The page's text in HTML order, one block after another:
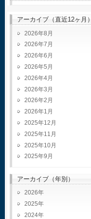
アーカイブ（直近12ヶ月）
2026年8月
2026年7月
2026年6月
2026年5月
2026年4月
2026年3月
2026年2月
2026年1月
2025年12月
2025年11月
2025年10月
2025年9月
アーカイブ（年別）
2026
2025
2024